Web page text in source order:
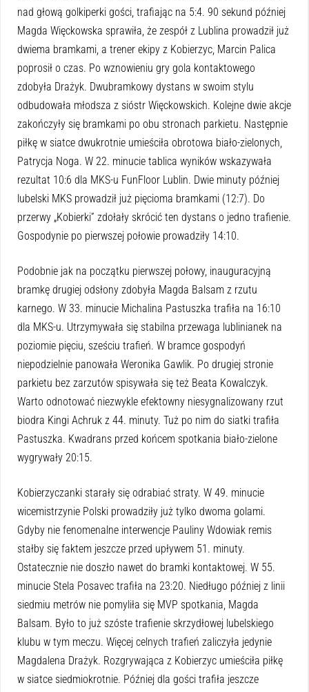
nad głową golkiperki gości, trafiając na 5:4. 90 sekund później
Magda Więckowska sprawiła, że zespół z Lublina prowadził już
dwiema bramkami, a trener ekipy z Kobierzyc, Marcin Palica
poprosił o czas. Po wznowieniu gry gola kontaktowego
zdobyła Drażyk. Dwubramkowy dystans w swoim stylu
odbudowała młodsza z sióstr Więckowskich. Kolejne dwie akcje
zakończyły się bramkami po obu stronach parkietu. Następnie
piłkę w siatce dwukrotnie umieściła obrotowa biało-zielonych,
Patrycja Noga. W 22. minucie tablica wyników wskazywała
rezultat 10:6 dla MKS-u FunFloor Lublin. Dwie minuty później
lubelski MKS prowadził już pięcioma bramkami (12:7). Do
przerwy „Kobierki” zdołały skrócić ten dystans o jedno trafienie.
Gospodynie po pierwszej połowie prowadziły 14:10.
Podobnie jak na początku pierwszej połowy, inauguracyjną
bramkę drugiej odsłony zdobyła Magda Balsam z rzutu
karnego. W 33. minucie Michalina Pastuszka trafiła na 16:10
dla MKS-u. Utrzymywała się stabilna przewaga lublinianek na
poziomie pięciu, sześciu trafień. W bramce gospodyń
niepodzielnie panowała Weronika Gawlik. Po drugiej stronie
parkietu bez zarzutów spisywała się też Beata Kowalczyk.
Warto odnotować niezwykle efektowny niesygnalizowany rzut
biodra Kingi Achruk z 44. minuty. Tuż po nim do siatki trafiła
Pastuszka. Kwadrans przed końcem spotkania biało-zielone
wygrywały 20:15.
Kobierzyczanki starały się odrabiać straty. W 49. minucie
wicemistrzynie Polski prowadziły już tylko dwoma golami.
Gdyby nie fenomenalne interwencje Pauliny Wdowiak remis
stałby się faktem jeszcze przed upływem 51. minuty.
Ostatecznie nie doszło nawet do bramki kontaktowej. W 55.
minucie Stela Posavec trafiła na 23:20. Niedługo później z linii
siedmiu metrów nie pomyliła się MVP spotkania, Magda
Balsam. Było to już szóste trafienie skrzydłowej lubelskiego
klubu w tym meczu. Więcej celnych trafień zaliczyła jedynie
Magdalena Drażyk. Rozgrywająca z Kobierzyc umieściła piłkę
w siatce siedmiokrotnie. Później dla gości trafiła jeszcze